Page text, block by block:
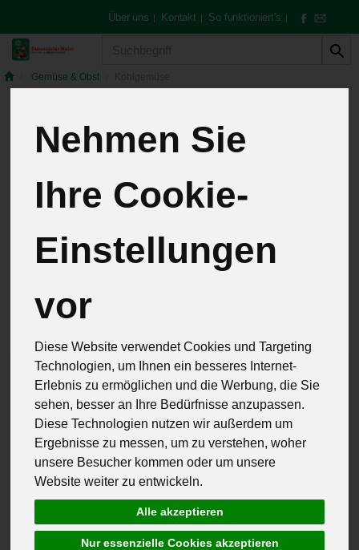
Nehmen Sie
Ihre Cookie-
Einstellungen
vor
Diese Website verwendet Cookies und Targeting
Technologien, um Ihnen ein besseres Internet-
Erlebnis zu ermöglichen und die Werbung, die Sie
sehen, besser an Ihre Bedürfnisse anzupassen.
Diese Technologien nutzen wir außerdem um
Ergebnisse zu messen, um zu verstehen, woher
unsere Besucher kommen oder um unsere
Website weiter zu entwickeln.
Alle akzeptieren
Nur essenzielle Cookies akzeptieren
Über uns | Kontakt | So funktioniert's |
Gemüse & Obst
Kohlgemüse
12